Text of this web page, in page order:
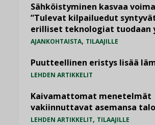
Sähköistyminen kasvaa
”Tulevat kilpailuedut
erilliset teknologiat tuodaan
AJANKOHTAISTA, TILAAJILLE
Puutteellinen eristys lisää
LEHDEN ARTIKKELIT
Kaivamattomat menetelmät
vakiinnuttavat asemansa
LEHDEN ARTIKKELIT, TILAAJILLE